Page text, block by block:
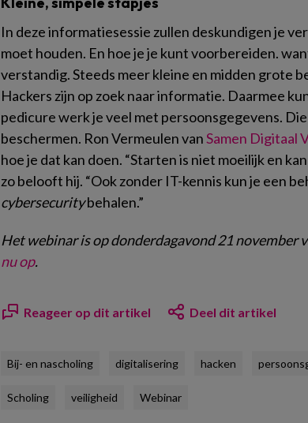
In deze informatiesessie zullen deskundigen je
moet houden. En hoe je je kunt voorbereiden.
verstandig. Steeds meer kleine en midden grote
Hackers zijn op zoek naar informatie. Daarmee
pedicure werk je veel met persoonsgegevens.
beschermen. Ron Vermeulen vanSamen Digitaal
hoe je dat kan doen. “Starten is niet moeilijk en
zo belooft hij. “Ook zonder IT-kennis kun je een
cybersecuritybehalen.”
Het webinar is op donderdagavond 21 november
nu op.
Reageer op dit artikel Deel dit artikel
Bij- en nascholing digitalisering hacken
Scholing veiligheid Webinar